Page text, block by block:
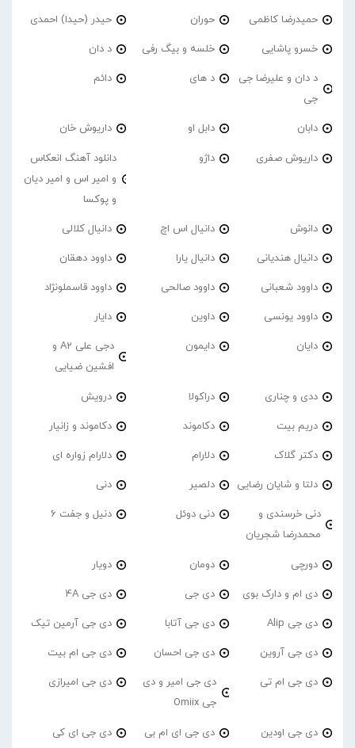
حمیدرضا کاظمی حوران حیدر (حیدا) احمدی
خسرو پاشایی خلسه و بیگ رفی د دان
د دان و علیرضا جی
جی
د های دائم
دابان دابل او داریوش خان
داریوش صفری داژو
دانلود آهنگ انعکاس
و امیر اس و امیر دیان
و پوکسا
دانوش دانیال اس اچ دانیال کلالی
دانیال هندیانی دانیال یارا داوود دهقان
داوود شعبانی داوود صالحی داوود قاسملونژاد
داوود یونسی داوین دایار
دایان دایمون
دجی علی A2 و
افشین ضیایی
ددی و چناری دراکولا درویش
دریم بیت دکاموند دکاموند و زانیار
دکتر گلاک دلارام دلارام زواره ای
دلتا و شایان رضایی دلصیر دنی
دنی خرسندی و
محمدرضا شجریان
دنی دوئل دنیل و جفت 6
دورچی دومان دویار
دی ام و دارک بوی دی جی دی جی 4A
دی جی Alip دی جی آتابا دی جی آرمین تیک
دی جی آروین دی جی احسان دی جی ام بیت
دی جی ام تی
دی جی امیر و دی
جی Omiix
دی جی امیرازی
دی جی اودین دی جی ای ام بی دی جی ای کی